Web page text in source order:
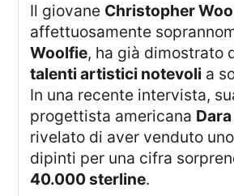
Il giovane Christopher
affettuosamente
Woolfie, ha già dimostrato
talenti artistici notevoli a
In una recente intervista,
progettista americana
rivelato di aver venduto
dipinti per una cifra
40.000 sterline.